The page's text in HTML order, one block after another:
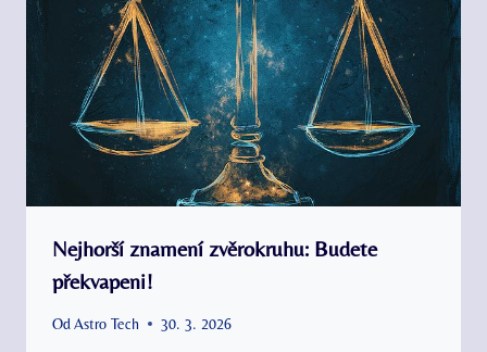
Nejhorší znamení zvěrokruhu: Budete
překvapeni!
Od Astro Tech 30. 3. 2026